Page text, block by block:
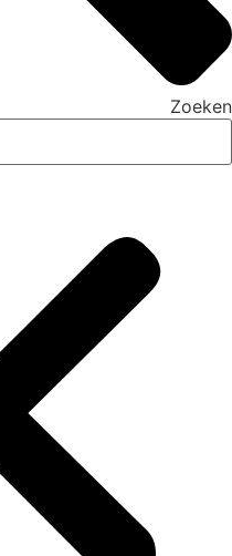
Zoeken